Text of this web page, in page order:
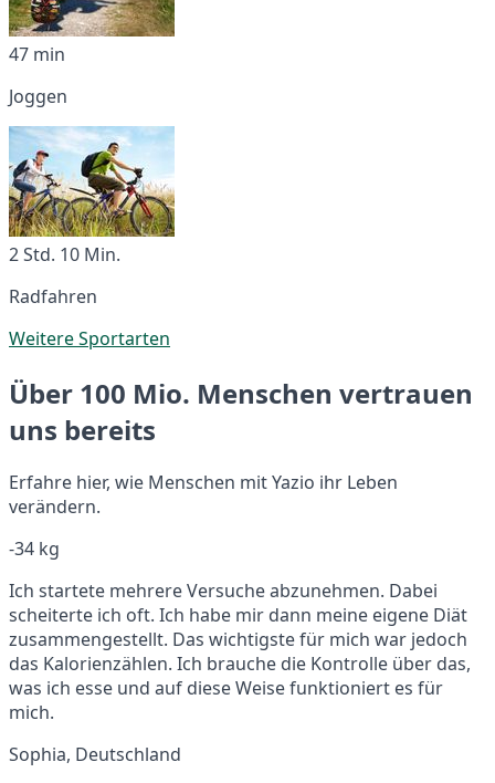
47 min
Joggen
2 Std. 10 Min.
Radfahren
Weitere Sportarten
Über 100 Mio. Menschen vertrauen
uns bereits
Erfahre hier, wie Menschen mit Yazio ihr Leben
verändern.
-34 kg
Ich startete mehrere Versuche abzunehmen. Dabei
scheiterte ich oft. Ich habe mir dann meine eigene Diät
zusammengestellt. Das wichtigste für mich war jedoch
das Kalorienzählen. Ich brauche die Kontrolle über das,
was ich esse und auf diese Weise funktioniert es für
mich.
Sophia, Deutschland